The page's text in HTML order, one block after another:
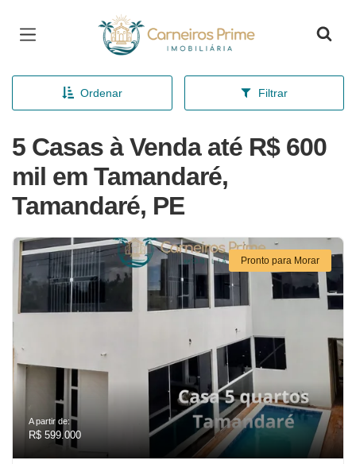
Página inicial
Ordenar Filtrar
5 Casas à Venda até R$ 600
mil em Tamandaré,
Tamandaré, PE
Pronto para Morar
A partir de:
R$ 599.000